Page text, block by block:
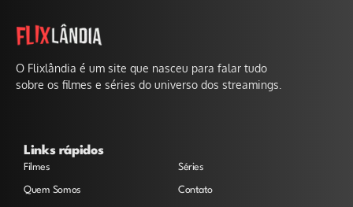
O Flixlândia é um site que nasceu para falar tudo
sobre os filmes e séries do universo dos streamings.
Links rápidos
Filmes Séries
Quem Somos Contato